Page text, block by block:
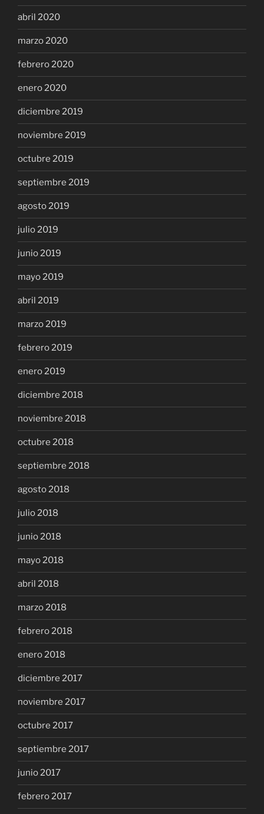
abril 2020
marzo 2020
febrero 2020
enero 2020
diciembre 2019
noviembre 2019
octubre 2019
septiembre 2019
agosto 2019
julio 2019
junio 2019
mayo 2019
abril 2019
marzo 2019
febrero 2019
enero 2019
diciembre 2018
noviembre 2018
octubre 2018
septiembre 2018
agosto 2018
julio 2018
junio 2018
mayo 2018
abril 2018
marzo 2018
febrero 2018
enero 2018
diciembre 2017
noviembre 2017
octubre 2017
septiembre 2017
junio 2017
febrero 2017